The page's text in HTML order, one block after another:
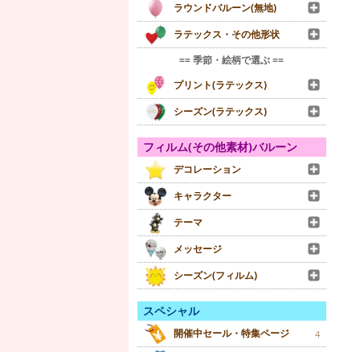
ラウンドバルーン(無地)
ラテックス・その他形状
== 季節・絵柄で選ぶ ==
プリント(ラテックス)
シーズン(ラテックス)
フィルム(その他素材)バルーン
デコレーション
キャラクター
テーマ
メッセージ
シーズン(フィルム)
スペシャル
開催中セール・特集ページ 4